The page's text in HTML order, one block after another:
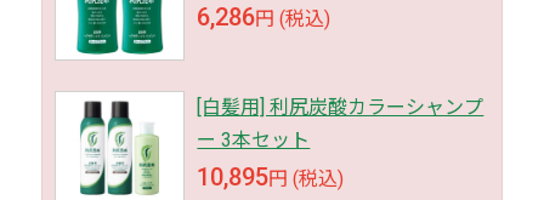
6,286円 (税込)
[白髪用] 利尻炭酸カラーシャンプ
ー 3本セット
10,895円 (税込)